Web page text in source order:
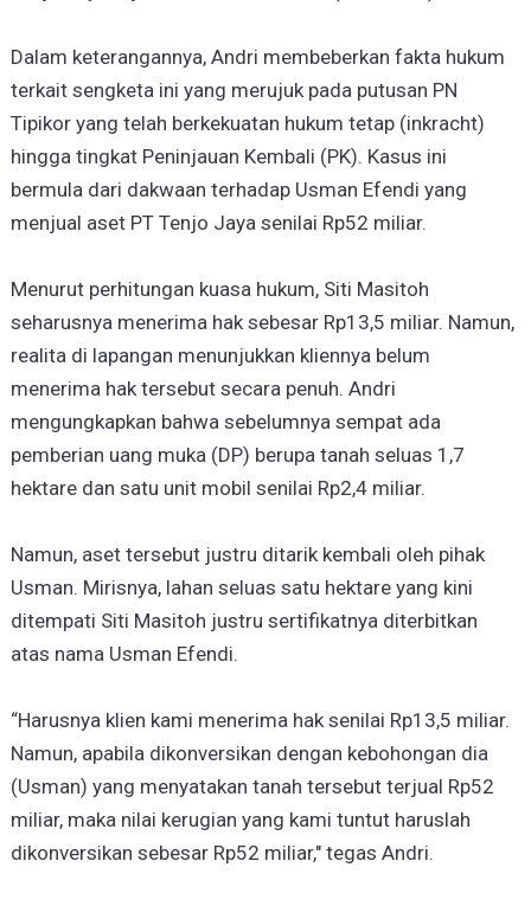
Dalam keterangannya, Andri membeberkan fakta hukum
terkait sengketa ini yang merujuk pada putusan PN
Tipikor yang telah berkekuatan hukum tetap (inkracht)
hingga tingkat Peninjauan Kembali (PK). Kasus ini
bermula dari dakwaan terhadap Usman Efendi yang
menjual aset PT Tenjo Jaya senilai Rp52 miliar.
Menurut perhitungan kuasa hukum, Siti Masitoh
seharusnya menerima hak sebesar Rp13,5 miliar. Namun,
realita di lapangan menunjukkan kliennya belum
menerima hak tersebut secara penuh. Andri
mengungkapkan bahwa sebelumnya sempat ada
pemberian uang muka (DP) berupa tanah seluas 1,7
hektare dan satu unit mobil senilai Rp2,4 miliar.
Namun, aset tersebut justru ditarik kembali oleh pihak
Usman. Mirisnya, lahan seluas satu hektare yang kini
ditempati Siti Masitoh justru sertifikatnya diterbitkan
atas nama Usman Efendi.
“Harusnya klien kami menerima hak senilai Rp13,5 miliar.
Namun, apabila dikonversikan dengan kebohongan dia
(Usman) yang menyatakan tanah tersebut terjual Rp52
miliar, maka nilai kerugian yang kami tuntut haruslah
dikonversikan sebesar Rp52 miliar," tegas Andri.